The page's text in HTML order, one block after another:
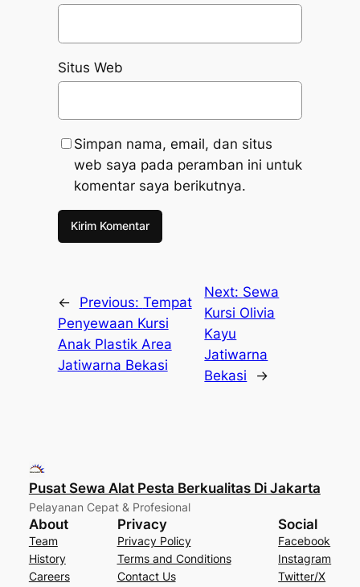
Situs Web
Simpan nama, email, dan situs
web saya pada peramban ini untuk
komentar saya berikutnya.
← Previous: Tempat
Penyewaan Kursi
Anak Plastik Area
Jatiwarna Bekasi
Next: Sewa
Kursi Olivia
Kayu
Jatiwarna
Bekasi
→
Pusat Sewa Alat Pesta Berkualitas Di Jakarta
Pelayanan Cepat & Profesional
About
Team
History
Careers
Privacy
Privacy Policy
Terms and Conditions
Contact Us
Social
Facebook
Instagram
Twitter/X